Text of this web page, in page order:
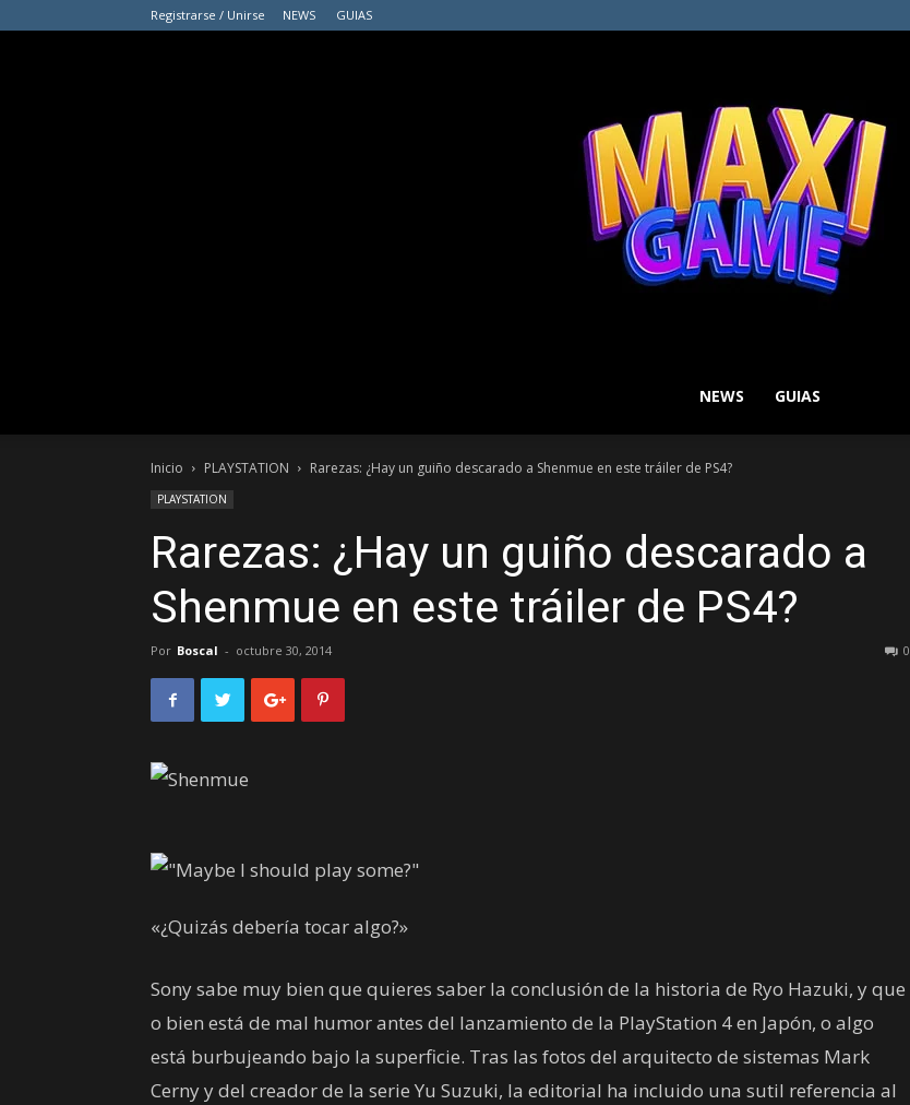
Registrarse / Unirse NEWS GUIAS
GAME
NEWS GUIAS
Inicio PLAYSTATION Rarezas: ¿Hay un guiño descarado a Shenmue en este tráiler de PS4?
PLAYSTATION
Rarezas: ¿Hay un guiño descarado a
Shenmue en este tráiler de PS4?
Por Boscal - octubre 30, 2014 0
«¿Quizás debería tocar algo?»
Sony sabe muy bien que quieres saber la conclusión de la historia de Ryo Hazuki, y que
o bien está de mal humor antes del lanzamiento de la PlayStation 4 en Japón, o algo
está burbujeando bajo la superficie. Tras las fotos del arquitecto de sistemas Mark
Cerny y del creador de la serie Yu Suzuki, la editorial ha incluido una sutil referencia al